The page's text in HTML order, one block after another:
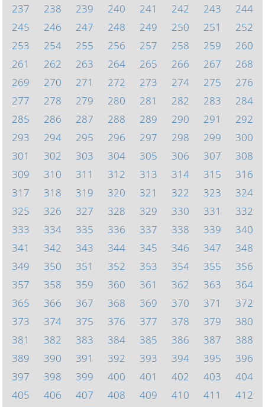
237
238 239 240 241 242 243
244
245
246 247 248 249 250 251
252
253
254 255 256 257 258 259
260
261
262 263 264 265 266 267
268
269
270 271 272 273 274 275
276
277
278 279 280 281 282 283
284
285
286 287 288 289 290 291
292
293
294 295 296 297 298 299
300
301
302 303 304 305 306 307
308
309
310 311 312 313 314 315
316
317
318 319 320 321 322 323
324
325
326 327 328 329 330 331
332
333
334 335 336 337 338 339
340
341
342 343 344 345 346 347
348
349
350 351 352 353 354 355
356
357
358 359 360 361 362 363
364
365
366 367 368 369 370 371
372
373
374 375 376 377 378 379
380
381
382 383 384 385 386 387
388
389
390 391 392 393 394 395
396
397
398 399 400 401 402 403
404
405
406 407 408 409 410 411
412